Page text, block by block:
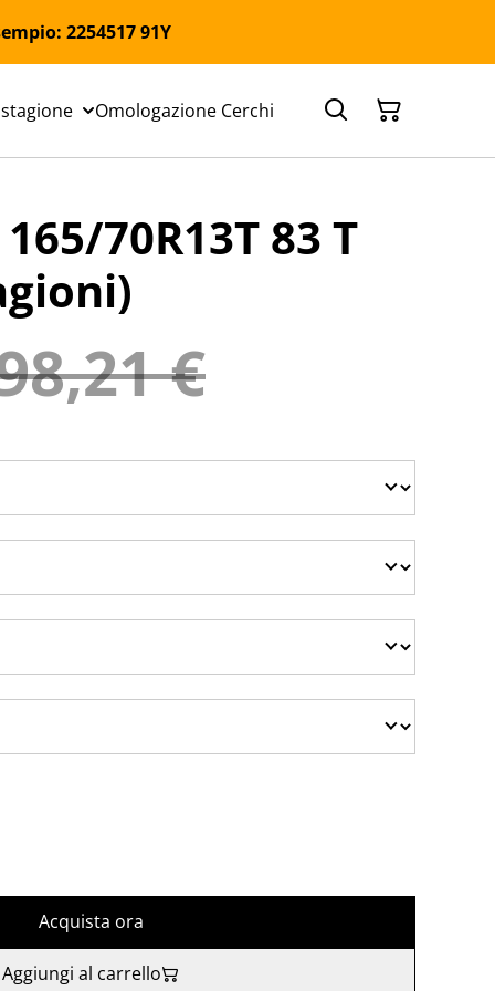
2254517 91Y
Omologazione Cerchi
70R13T 83 T
€
Acquista ora
Aggiungi al carrello